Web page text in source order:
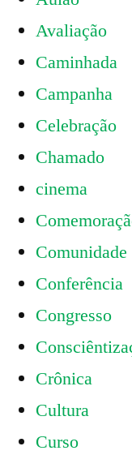
Avaliação
Caminhada
Campanha
Celebração
Chamado
cinema
Comunidade
Conferência
Congresso
Crônica
Cultura
Curso